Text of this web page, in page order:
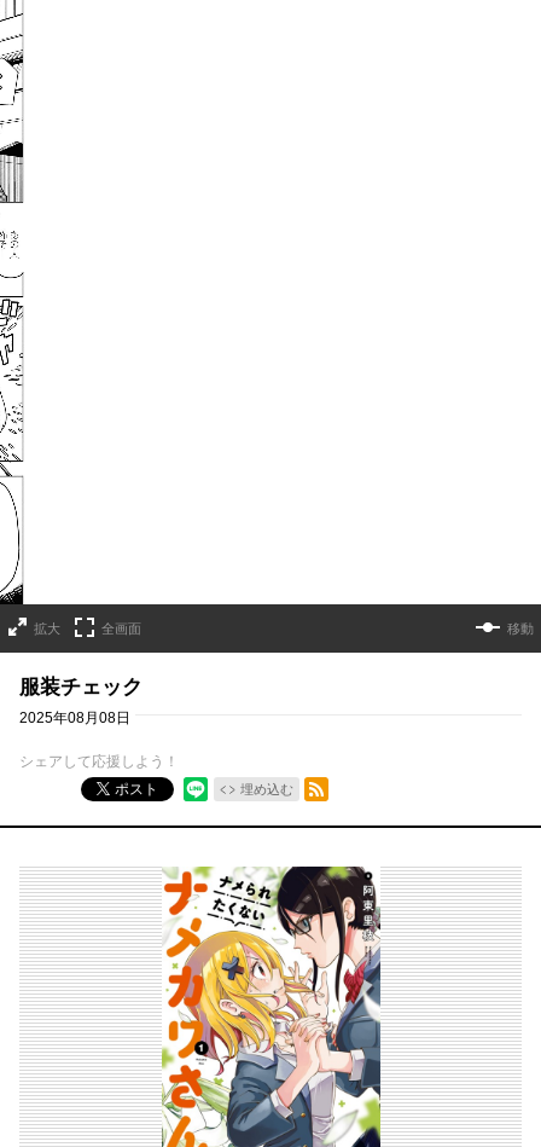
拡大 全画面 移動
服装チェック
2025年08月08日
シェアして応援しよう！
ポスト
埋め込む
RSSフィード